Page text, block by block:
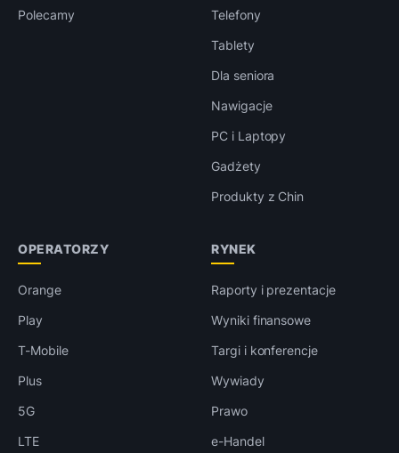
Polecamy
Telefony
Tablety
Dla seniora
Nawigacje
PC i Laptopy
Gadżety
Produkty z Chin
OPERATORZY
Orange
Play
T-Mobile
Plus
5G
LTE
RYNEK
Raporty i prezentacje
Wyniki finansowe
Targi i konferencje
Wywiady
Prawo
e-Handel